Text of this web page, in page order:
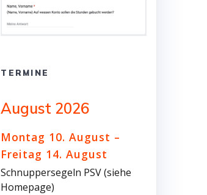
TERMINE
August 2026
Montag 10. August –
Freitag 14. August
Schnuppersegeln PSV (siehe
Homepage)